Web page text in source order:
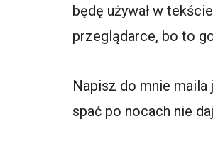
będę używał w
przeglądarce, bo to
Napisz do mnie
spać po nocach nie